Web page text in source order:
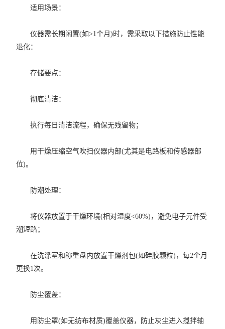
适用场景：
仪器需长期闲置(如>1个月)时，需采取以下措施防止性能
退化：
存储要点：
彻底清洁：
执行每日清洁流程，确保无残留物；
用干燥压缩空气吹扫仪器内部(尤其是电路板和传感器部
位)。
防潮处理：
将仪器放置于干燥环境(相对湿度<60%)，避免电子元件受
潮短路；
在洗涤室和称重盘内放置干燥剂包(如硅胶颗粒)，每2个月
更换1次。
防尘覆盖：
用防尘罩(如无纺布材质)覆盖仪器，防止灰尘进入搅拌轴